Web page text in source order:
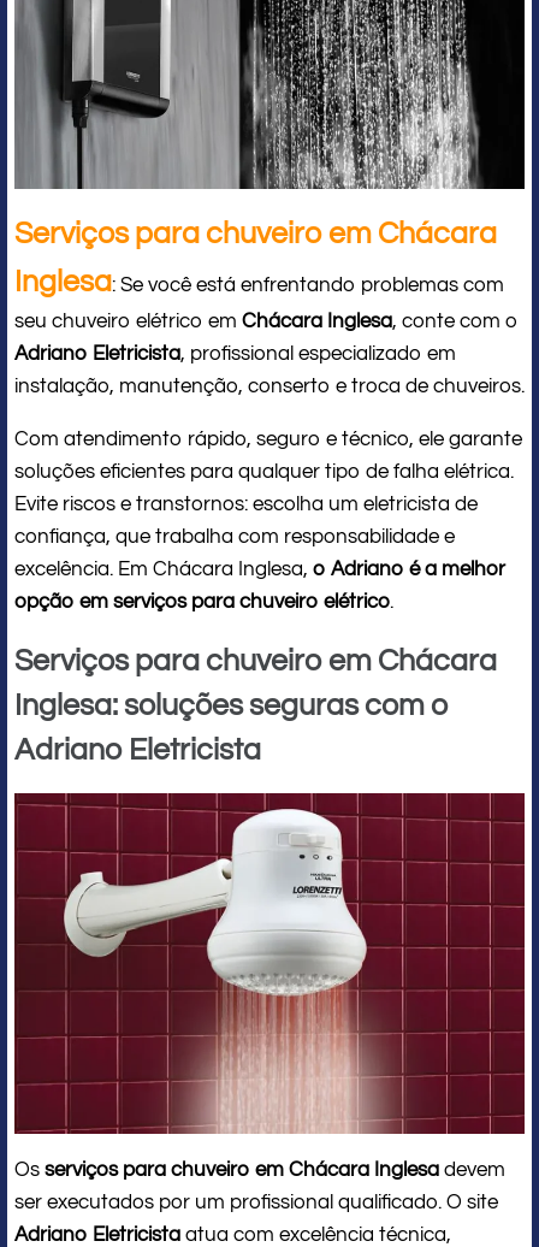
Serviços para chuveiro em Chácara
Inglesa: Se você está enfrentando problemas com
seu chuveiro elétrico em Chácara Inglesa, conte com o
Adriano Eletricista, profissional especializado em
instalação, manutenção, conserto e troca de chuveiros.
Com atendimento rápido, seguro e técnico, ele garante
soluções eficientes para qualquer tipo de falha elétrica.
Evite riscos e transtornos: escolha um eletricista de
confiança, que trabalha com responsabilidade e
excelência. Em Chácara Inglesa, o Adriano é a melhor
opção em serviços para chuveiro elétrico.
Serviços para chuveiro em Chácara
Inglesa: soluções seguras com o
Adriano Eletricista
Os serviços para chuveiro em Chácara Inglesa devem
ser executados por um profissional qualificado. O site
Adriano Eletricista atua com excelência técnica,